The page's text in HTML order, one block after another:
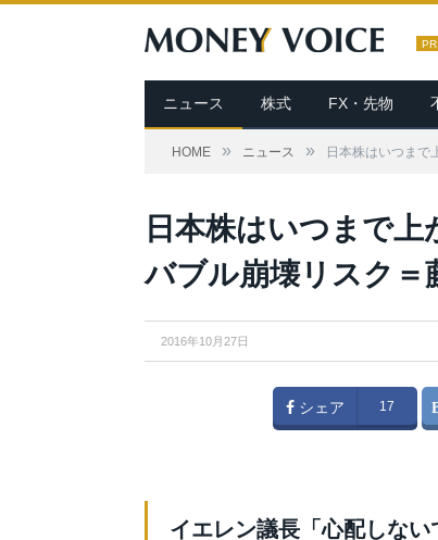
PR
ニュース 株式 FX・先物
HOME » ニュース » 日本株はいつまで
FromWikimedia Commons
日本株はいつまで
バブル崩壊リスク＝
2016年10月27日
シェア 17
イエレン議長「心配しな